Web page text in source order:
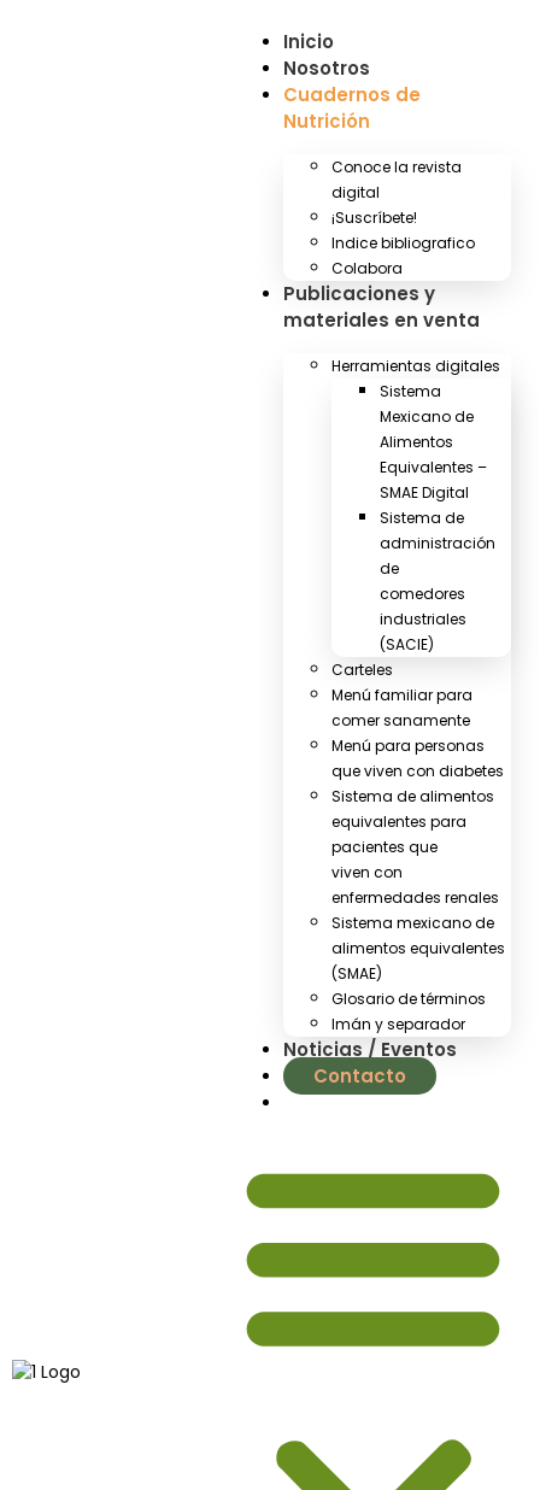
Inicio
Nosotros
Cuadernos de
Nutrición
Conoce la revista
digital
¡Suscríbete!
Indice bibliografico
Colabora
Publicaciones y
materiales en venta
Herramientas digitales
Sistema
Mexicano de
Alimentos
Equivalentes –
SMAE Digital
Sistema de
administración
de
comedores
industriales
(SACIE)
Carteles
Menú familiar para
comer sanamente
Menú para personas
que viven con diabetes
Sistema de alimentos
equivalentes para
pacientes que
viven con
enfermedades renales
Sistema mexicano de
alimentos equivalentes
(SMAE)
Glosario de términos
Imán y separador
Noticias / Eventos
Contacto
nutrial.ia